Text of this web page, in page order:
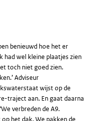
benieuwd hoe het er
had wel kleine plaatjes zien
toch niet goed zien.
Adviseur
wijst op de
traject aan. En gaat daarna
verbreden de A9.
het dak. We pakken de